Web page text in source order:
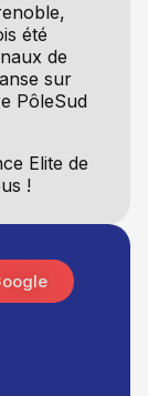
été
de
sur
PôleSud
Elite de
!